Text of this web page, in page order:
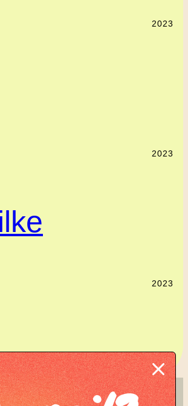
2023
2023
2023